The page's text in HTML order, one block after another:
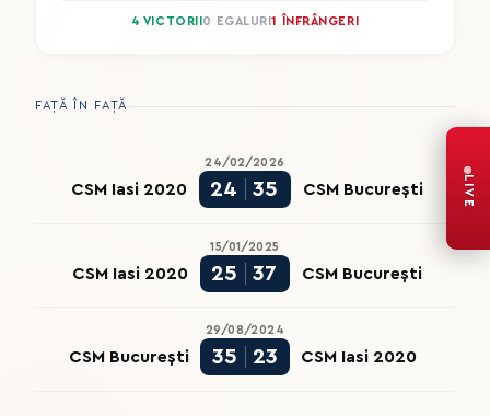
4 VICTORII 0 EGALURI1 ÎNFRÂNGERI
FAȚĂ ÎN FAȚĂ
24/02/2026
CSM Iasi 2020 24 35 CSM București
15/01/2025
CSM Iasi 2020 25 37 CSM București
29/08/2024
CSM București 35 23 CSM Iasi 2020
LIVE